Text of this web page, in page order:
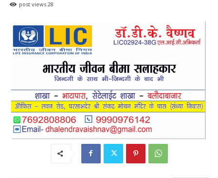
post views 28